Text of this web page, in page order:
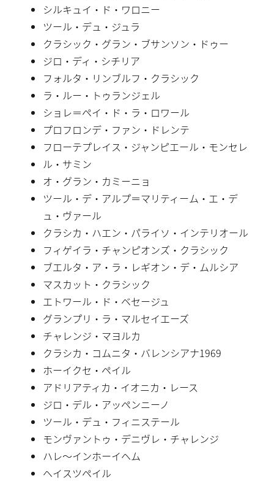
シルキュイ・ド・ワロニー
ツール・デュ・ジュラ
クラシック・グラン・ブサンソン・ドゥー
ジロ・ディ・シチリア
フォルタ・リンブルフ・クラシック
ラ・ルー・トゥランジェル
ショレ＝ペイ・ド・ラ・ロワール
プロフロンデ・ファン・ドレンテ
フローテプレイス・ジャンピエール・モンセレ
ル・サミン
オ・グラン・カミーニョ
ツール・デ・アルプ＝マリティーム・エ・デ
ュ・ヴァール
クラシカ・ハエン・パライソ・インテリオール
フィゲイラ・チャンピオンズ・クラシック
ブエルタ・ア・ラ・レギオン・デ・ムルシア
マスカット・クラシック
エトワール・ド・ベセージュ
グランプリ・ラ・マルセイエーズ
チャレンジ・マヨルカ
クラシカ・コムニタ・バレンシアナ1969
ホーイクセ・ペイル
アドリアティカ・イオニカ・レース
ジロ・デル・アッペンニーノ
ツール・デュ・フィニステール
モンヴァントゥ・デニヴレ・チャレンジ
ハレ〜インホーイヘム
ヘイスツペイル